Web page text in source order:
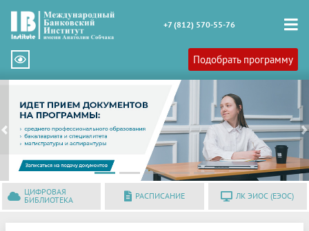
+7 (812) 570-55-76
Подобрать программу
Previous
ЦИФРОВАЯ
БИБЛИОТЕКА
РАСПИСАНИЕ ЛК ЭИОС (ЕЭОС)